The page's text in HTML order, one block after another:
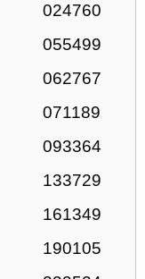
024760
055499
062767
071189
093364
133729
161349
190105